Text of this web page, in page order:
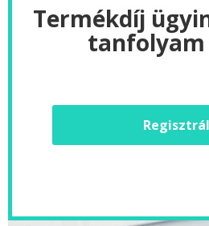
Termékdíj
tanfolyam